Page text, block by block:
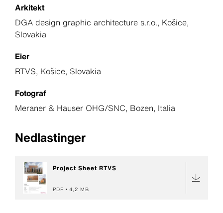
Arkitekt
DGA design graphic architecture s.r.o., Košice,
Slovakia
Eier
RTVS, Košice, Slovakia
Fotograf
Meraner & Hauser OHG/SNC, Bozen, Italia
Nedlastinger
Project Sheet RTVS
PDF 4,2 MB